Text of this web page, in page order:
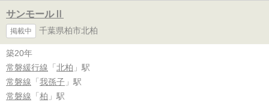
サンモールⅡ
掲載中 千葉県柏市北柏
築20年
常磐緩行線 「 北柏 」駅
常磐線 「 我孫子 」駅
常磐線 「 柏 」駅